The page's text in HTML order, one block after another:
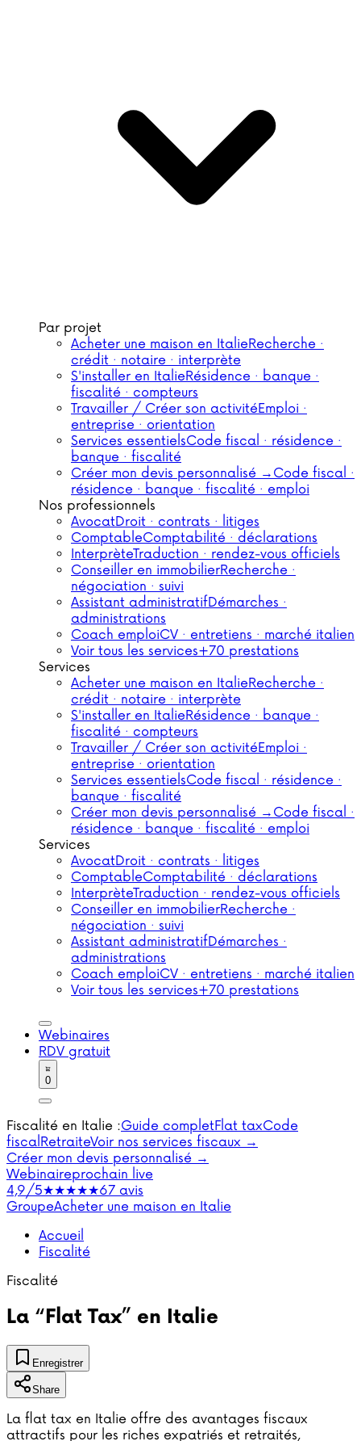
Par projet
Acheter une maison en ItalieRecherche ·
crédit · notaire · interprète
S'installer en ItalieRésidence · banque ·
fiscalité · compteurs
Travailler / Créer son activitéEmploi ·
entreprise · orientation
Services essentielsCode fiscal · résidence ·
banque · fiscalité
Créer mon devis personnalisé → Code fiscal ·
résidence · banque · fiscalité · emploi
Nos professionnels
AvocatDroit · contrats · litiges
ComptableComptabilité · déclarations
InterprèteTraduction · rendez-vous officiels
Conseiller en immobilierRecherche ·
négociation · suivi
Assistant administratifDémarches ·
administrations
Coach emploiCV · entretiens · marché italien
Voir tous les services+70 prestations
Services
Acheter une maison en ItalieRecherche ·
crédit · notaire · interprète
S'installer en ItalieRésidence · banque ·
fiscalité · compteurs
Travailler / Créer son activitéEmploi ·
entreprise · orientation
Services essentielsCode fiscal · résidence ·
banque · fiscalité
Créer mon devis personnalisé → Code fiscal ·
résidence · banque · fiscalité · emploi
Services
AvocatDroit · contrats · litiges
ComptableComptabilité · déclarations
InterprèteTraduction · rendez-vous officiels
Conseiller en immobilierRecherche ·
négociation · suivi
Assistant administratifDémarches ·
administrations
Coach emploiCV · entretiens · marché italien
Voir tous les services+70 prestations
Webinaires
RDV gratuit
0
Fiscalité en Italie :Guide completFlat taxCode
fiscalRetraiteVoir nos services fiscaux →
Créer mon devis personnalisé →
Webinaireprochain live
4,9/5★★★★★67 avis
GroupeAcheter une maison en Italie
Accueil
Fiscalité
Fiscalité
La “Flat Tax” en Italie
Enregistrer
Share
La flat tax en Italie offre des avantages fiscaux
attractifs pour les riches expatriés et retraités,